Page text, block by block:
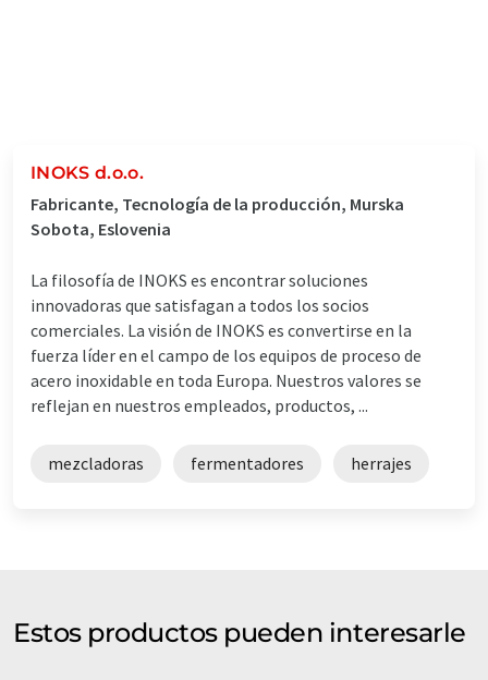
INOKS d.o.o.
Fabricante, Tecnología de la producción, Murska
Sobota, Eslovenia
La filosofía de INOKS es encontrar soluciones
innovadoras que satisfagan a todos los socios
comerciales. La visión de INOKS es convertirse en la
fuerza líder en el campo de los equipos de proceso de
acero inoxidable en toda Europa. Nuestros valores se
reflejan en nuestros empleados, productos, ...
mezcladoras fermentadores herrajes
Estos productos pueden interesarle